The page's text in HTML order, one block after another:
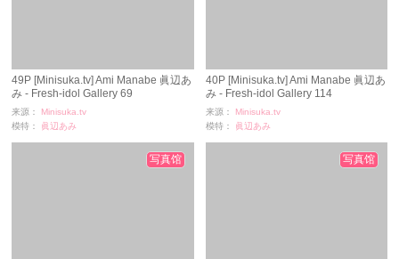
49P [Minisuka.tv] Ami Manabe 眞辺あ
み - Fresh-idol Gallery 69
来源：
Minisuka.tv
模特：
眞辺あみ
40P [Minisuka.tv] Ami Manabe 眞辺あ
み - Fresh-idol Gallery 114
来源：
Minisuka.tv
模特：
眞辺あみ
写真馆 写真馆